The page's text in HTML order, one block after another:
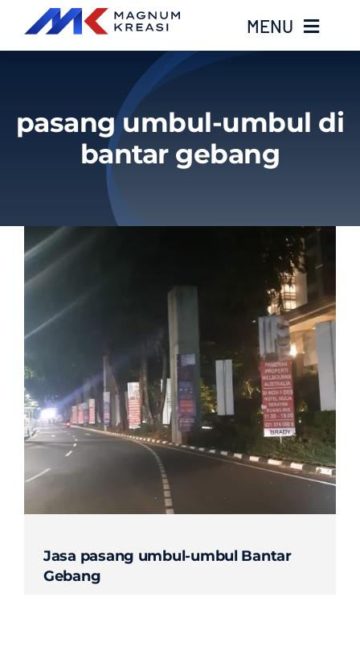
content
MENU
Services
Gallery
About
Blog
Contact
pasang umbul-umbul di
bantar gebang
Jasa pasang umbul-umbul Bantar
Gebang